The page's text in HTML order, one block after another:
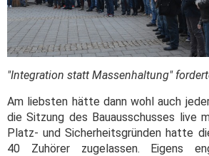
"Integration statt Massenhaltung"
Am liebsten hätte dann wohl auch
die Sitzung des Bauausschusses live
Platz- und Sicherheitsgründen hatte
40 Zuhörer zugelassen. Eigens